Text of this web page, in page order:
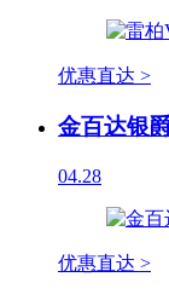
优惠直达 >
金百达银
04.28
优惠直达 >